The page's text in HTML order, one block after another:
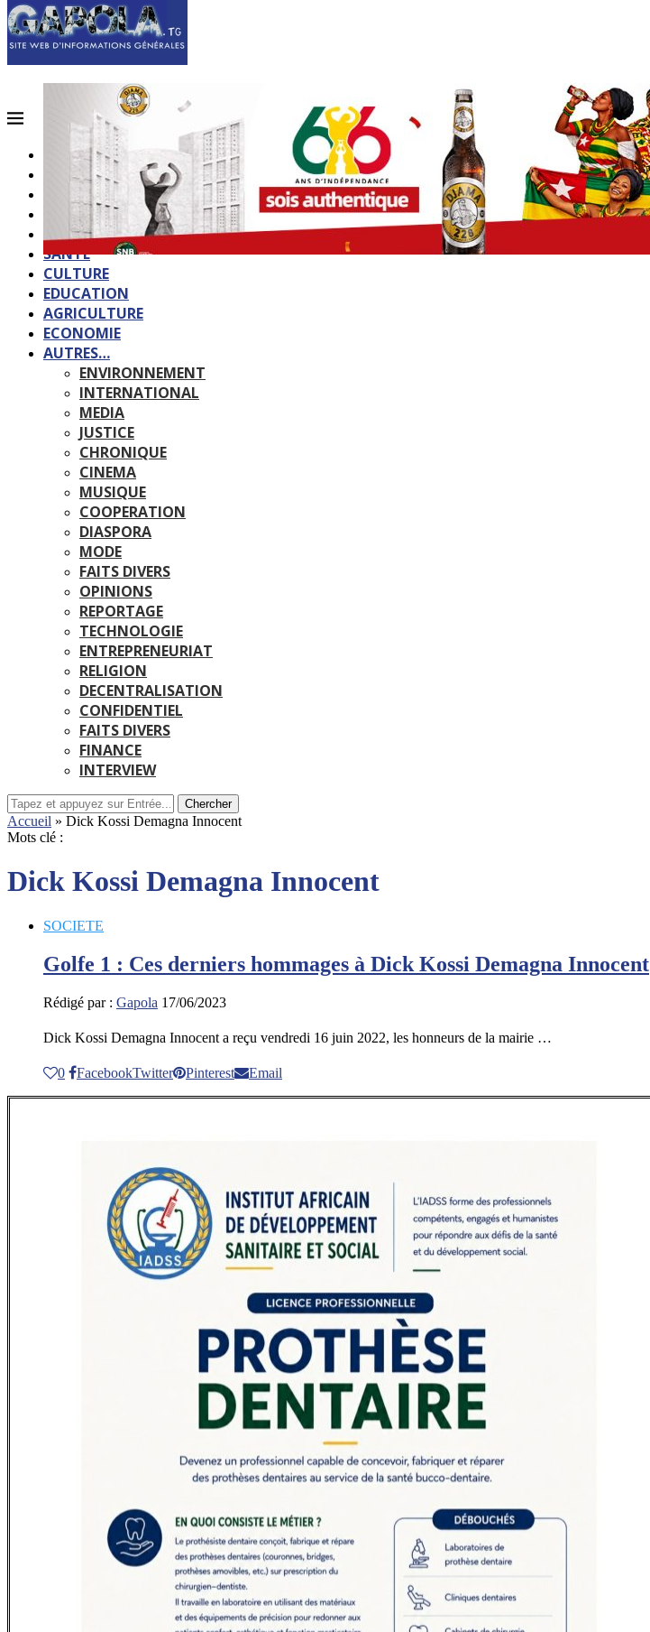
ACCUEIL
QUI SOMMES-NOUS?
POLITIQUE
SOCIETE
SPORTS
SANTE
CULTURE
EDUCATION
AGRICULTURE
ECONOMIE
AUTRES…
ENVIRONNEMENT
INTERNATIONAL
MEDIA
JUSTICE
CHRONIQUE
CINEMA
MUSIQUE
COOPERATION
DIASPORA
MODE
FAITS DIVERS
OPINIONS
REPORTAGE
TECHNOLOGIE
ENTREPRENEURIAT
RELIGION
DECENTRALISATION
CONFIDENTIEL
FAITS DIVERS
FINANCE
INTERVIEW
Chercher
Accueil » Dick Kossi Demagna Innocent
Mots clé :
Dick Kossi Demagna Innocent
SOCIETE
Golfe 1 : Ces derniers hommages à Dick Kossi Demagna Innocent
Rédigé par : Gapola 17/06/2023
Dick Kossi Demagna Innocent a reçu vendredi 16 juin 2022, les honneurs de la mairie …
0 FacebookTwitter Pinterest Email